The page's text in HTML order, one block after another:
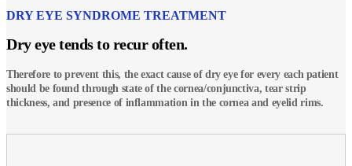
DRY EYE SYNDROME TREATMENT
Dry eye tends to recur often.
Therefore to prevent this, the exact cause of dry eye for every each patient
should be found through state of the cornea/conjunctiva, tear strip
thickness, and presence of inflammation in the cornea and eyelid rims.